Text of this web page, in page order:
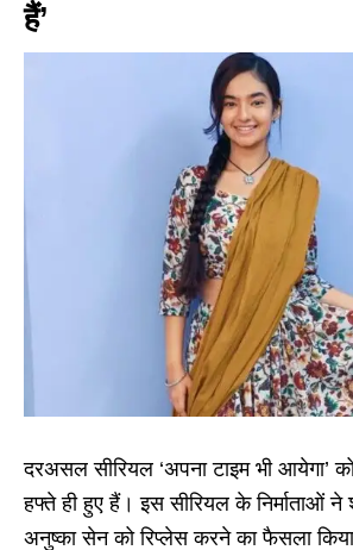
हैं’
दरअसल सीरियल ‘अपना टाइम भी आयेगा’
हफ्ते ही हुए हैं। इस सीरियल के निर्माताओं
अनुष्का सेन को रिप्लेस करने का फैसला